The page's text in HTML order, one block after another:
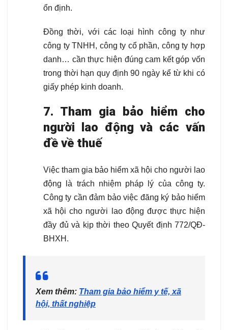
ổn định.
Đồng thời, với các loại hình công ty như
công ty TNHH, công ty cổ phần, công ty hợp
danh… cần thực hiện đúng cam kết góp vốn
trong thời hạn quy định 90 ngày kể từ khi có
giấy phép kinh doanh.
7. Tham gia bảo hiểm cho
người lao động và các vấn
đề về thuế
Việc tham gia bảo hiểm xã hội cho người lao
động là trách nhiệm pháp lý của công ty.
Công ty cần đảm bảo việc đăng ký bảo hiểm
xã hội cho người lao động được thực hiện
đầy đủ và kịp thời theo Quyết định 772/QĐ-
BHXH.
Xem thêm: Tham gia bảo hiểm y tế, xã
hội, thất nghiệp